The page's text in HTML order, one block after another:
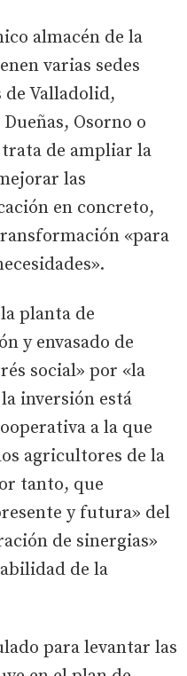
almacén de la
varias sedes
Valladolid,
Osorno o
trata de ampliar la
las
en concreto,
«para
planta de
y envasado de
social» por «la
inversión está
a la que
agricultores de la
tanto, que
y futura» del
de sinergias»
de la
para levantar las